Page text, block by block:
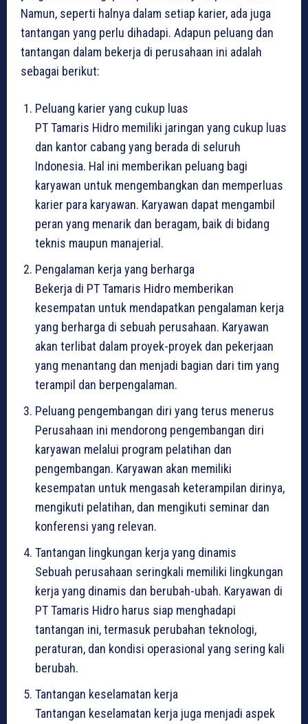
Namun, seperti halnya dalam setiap karier, ada juga
tantangan yang perlu dihadapi. Adapun peluang dan
tantangan dalam bekerja di perusahaan ini adalah
sebagai berikut:
Peluang karier yang cukup luas
PT Tamaris Hidro memiliki jaringan yang cukup luas
dan kantor cabang yang berada di seluruh
Indonesia. Hal ini memberikan peluang bagi
karyawan untuk mengembangkan dan memperluas
karier para karyawan. Karyawan dapat mengambil
peran yang menarik dan beragam, baik di bidang
teknis maupun manajerial.
Pengalaman kerja yang berharga
Bekerja di PT Tamaris Hidro memberikan
kesempatan untuk mendapatkan pengalaman kerja
yang berharga di sebuah perusahaan. Karyawan
akan terlibat dalam proyek-proyek dan pekerjaan
yang menantang dan menjadi bagian dari tim yang
terampil dan berpengalaman.
Peluang pengembangan diri yang terus menerus
Perusahaan ini mendorong pengembangan diri
karyawan melalui program pelatihan dan
pengembangan. Karyawan akan memiliki
kesempatan untuk mengasah keterampilan dirinya,
mengikuti pelatihan, dan mengikuti seminar dan
konferensi yang relevan.
Tantangan lingkungan kerja yang dinamis
Sebuah perusahaan seringkali memiliki lingkungan
kerja yang dinamis dan berubah-ubah. Karyawan di
PT Tamaris Hidro harus siap menghadapi
tantangan ini, termasuk perubahan teknologi,
peraturan, dan kondisi operasional yang sering kali
berubah.
Tantangan keselamatan kerja
Tantangan keselamatan kerja juga menjadi aspek